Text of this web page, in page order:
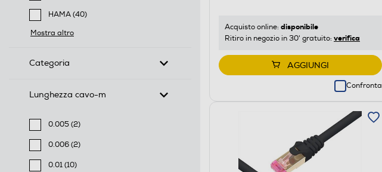
Filtra per Marca: GBC
HAMA (40)
Filtra per Marca: HAMA
Mostra altro
Categoria
Lunghezza cavo-m
0.005 (2)
Filtra per Lunghezza cavo-m: 0.005
0.006 (2)
Filtra per Lunghezza cavo-m: 0.006
0.01 (10)
Acquisto online: disponibile
Ritiro in negozio in 30' gratuito: verifica
AGGIUNGI
Confronta